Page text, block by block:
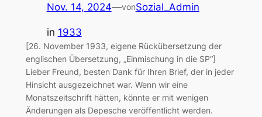
Nov. 14, 2024—vonSozial_Admin
in 1933
[26. November 1933, eigene Rückübersetzung der
englischen Übersetzung, „Einmischung in die SP“]
Lieber Freund, besten Dank für Ihren Brief, der in jeder
Hinsicht ausgezeichnet war. Wenn wir eine
Monatszeitschrift hätten, könnte er mit wenigen
Änderungen als Depesche veröffentlicht werden.